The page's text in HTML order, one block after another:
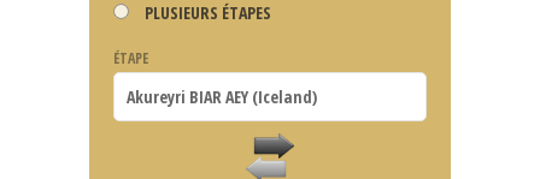
PLUSIEURS ÉTAPES
ÉTAPE